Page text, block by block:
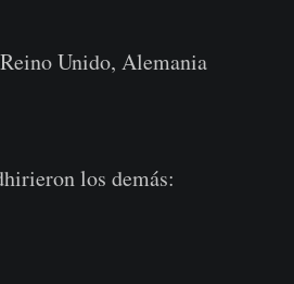
Unido, Alemania
los demás: